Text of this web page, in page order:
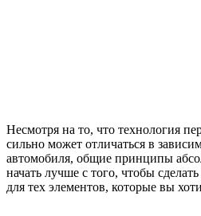
Несмотря на то, что технология
сильно может отличаться в
автомобиля, общие принципы
начать лучше с того, чтобы
для тех элементов, которые вы